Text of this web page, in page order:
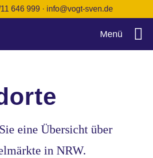
646 999· info@vogt-sven.de
Menü
eine Übersicht über
in NRW.